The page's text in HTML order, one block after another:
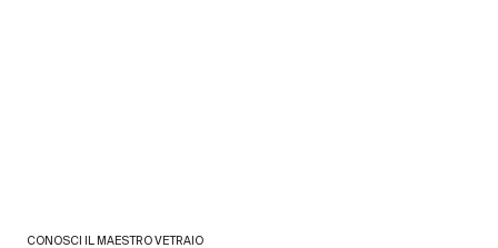
CONOSCI IL MAESTRO VETRAIO